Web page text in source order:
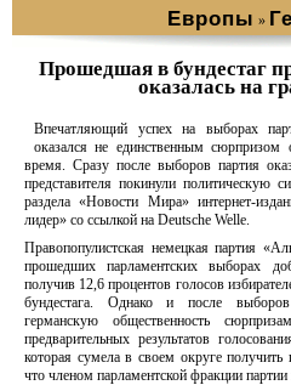
Европы »
Прошедшая в бундестаг
оказалась на
Впечатляющий успех на выборах
оказался не единственным сюрпризом
время. Сразу после выборов партия
представителя покинули
раздела «Новости Мира» интернет-
лидер» со ссылкой на Deutsche Welle.
Правопопулистская немецкая партия
прошедших парламентских выборах
получив 12,6 процентов голосов
бундестага. Однако и после
германскую общественность
предварительных результатов
которая сумела в своем округе получить
что членом парламентской фракции партии